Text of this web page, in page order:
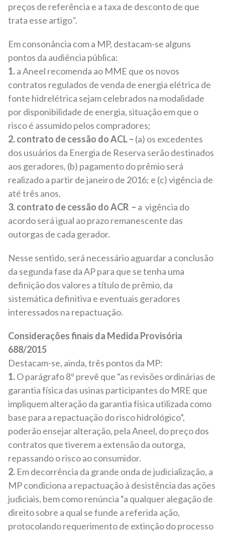
preços de referência e a taxa de desconto de que
trata esse artigo”.
Em consonância com a MP, destacam-se alguns
pontos da audiência pública:
1.a Aneel recomenda ao MME que os novos
contratos regulados de venda de energia elétrica de
fonte hidrelétrica sejam celebrados na modalidade
por disponibilidade de energia, situação em que o
risco é assumido pelos compradores;
2.contrato de cessão do ACL – (a) os excedentes
dos usuários da Energia de Reserva serão destinados
aos geradores, (b) pagamento do prêmio será
realizado a partir de janeiro de 2016; e (c) vigência de
até três anos.
3.contrato de cessão do ACR – a vigência do
acordo será igual ao prazo remanescente das
outorgas de cada gerador.
Nesse sentido, será necessário aguardar a conclusão
da segunda fase da AP para que se tenha uma
definição dos valores a título de prêmio, da
sistemática definitiva e eventuais geradores
interessados na repactuação.
Considerações finais da Medida Provisória
688/2015
Destacam-se, ainda, três pontos da MP:
1.O parágrafo 8º prevê que “as revisões ordinárias de
garantia física das usinas participantes do MRE que
impliquem alteração da garantia física utilizada como
base para a repactuação do risco hidrológico”,
poderão ensejar alteração, pela Aneel, do preço dos
contratos que tiverem a extensão da outorga,
repassando o risco ao consumidor.
2. Em decorrência da grande onda de judicialização, a
MP condiciona a repactuação à desistência das ações
judiciais, bem como renúncia “a qualquer alegação de
direito sobre a qual se funde a referida ação,
protocolando requerimento de extinção do processo